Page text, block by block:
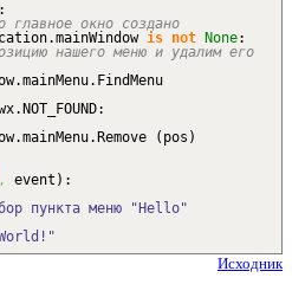
:
главное окно создано
mainWindow is not None:
нашего меню и удалим его
.mainMenu. FindMenu
NOT_FOUND:
.mainMenu. Remove ( pos )
, event ) :
меню "Hello"
Исходник